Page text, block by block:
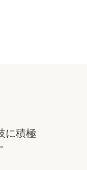
に積極